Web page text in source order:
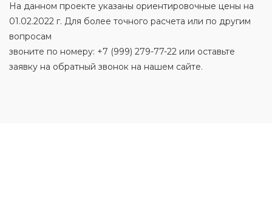
На данном проекте указаны ориентировочные цены на
01.02.2022 г. Для более точного расчета или по другим
вопросам
звоните по номеру: +7 (999) 279-77-22 или оставьте
заявку на обратный звонок на нашем сайте.